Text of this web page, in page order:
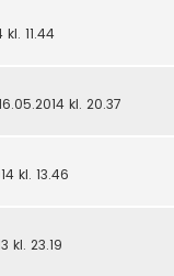
11.44
kl. 20.37
kl. 13.46
kl. 23.19